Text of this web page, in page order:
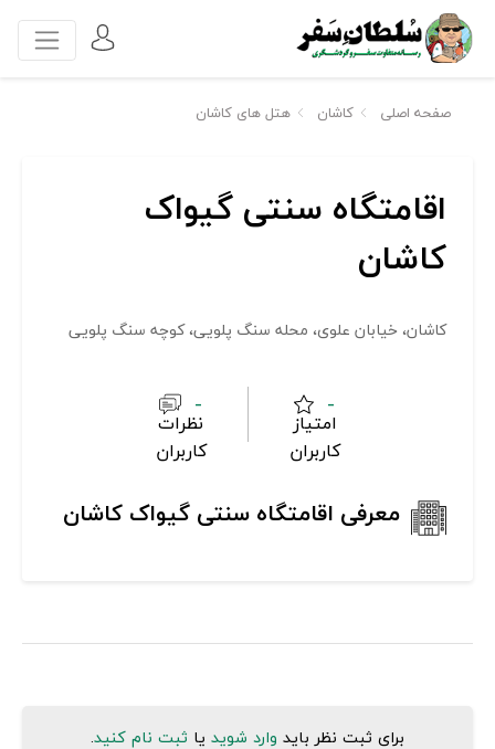
صفحه اصلی کاشان هتل های کاشان
اقامتگاه سنتی گیواک
کاشان
کاشان، خیابان علوی، محله سنگ پلویی، کوچه سنگ پلویی
-
امتیاز
کاربران
-
نظرات
کاربران
معرفی اقامتگاه سنتی گیواک کاشان
برای ثبت نظر باید وارد شوید یا ثبت نام کنید.